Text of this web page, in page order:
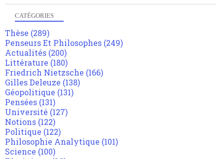
CATÉGORIES
Thèse (289)
Penseurs Et Philosophes (249)
Actualités (200)
Littérature (180)
Friedrich Nietzsche (166)
Gilles Deleuze (138)
Géopolitique (131)
Pensées (131)
Université (127)
Notions (122)
Politique (122)
Philosophie Analytique (101)
Science (100)